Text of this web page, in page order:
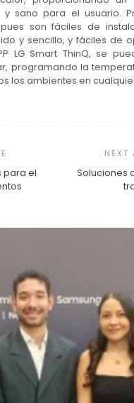
sano para el usuario.
son fáciles de
y sencillo, y fáciles de
LG Smart ThinQ, se
programando la
los ambientes en
para el
Soluciones